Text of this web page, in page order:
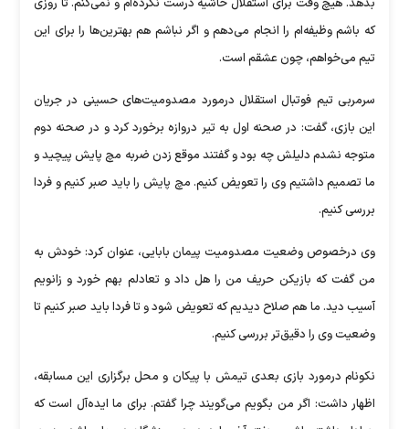
بدهد. هیچ وقت برای استقلال حاشیه درست نکرده‌ام و نمی‌کنم. تا روزی
که باشم وظیفه‌ام را انجام می‌دهم و اگر نباشم هم بهترین‌ها را برای این
تیم می‌خواهم، چون عشقم است.
سرمربی تیم فوتبال استقلال درمورد مصدومیت‌های حسینی در جریان
این بازی، گفت: در صحنه اول به تیر دروازه برخورد کرد و در صحنه دوم
متوجه نشدم دلیلش چه بود و گفتند موقع زدن ضربه مچ پایش پیچید و
ما تصمیم داشتیم وی را تعویض کنیم. مچ پایش را باید صبر کنیم و فردا
بررسی کنیم.
وی درخصوص وضعیت مصدومیت پیمان بابایی، عنوان کرد: خودش به
من گفت که بازیکن حریف من را هل داد و تعادلم بهم خورد و زانویم
آسیب دید. ما هم صلاح دیدیم که تعویض شود و تا فردا باید صبر کنیم تا
وضعیت وی را دقیق‌تر بررسی کنیم.
نکونام درمورد بازی بعدی تیمش با پیکان و محل برگزاری این مسابقه،
اظهار داشت: اگر من بگویم می‌گویند چرا گفتم. برای ما ایده‌آل است که